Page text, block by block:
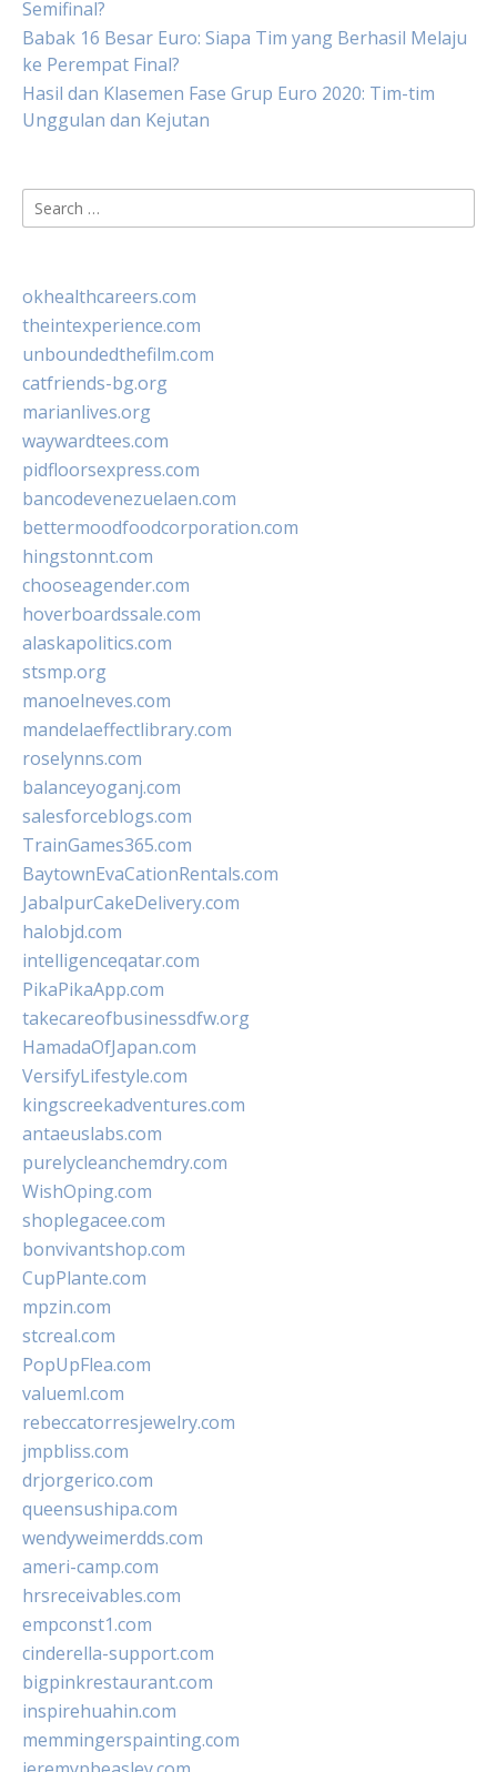
Semifinal?
Babak 16 Besar Euro: Siapa Tim yang Berhasil Melaju
ke Perempat Final?
Hasil dan Klasemen Fase Grup Euro 2020: Tim-tim
Unggulan dan Kejutan
Search
for:
okhealthcareers.com
theintexperience.com
unboundedthefilm.com
catfriends-bg.org
marianlives.org
waywardtees.com
pidfloorsexpress.com
bancodevenezuelaen.com
bettermoodfoodcorporation.com
hingstonnt.com
chooseagender.com
hoverboardssale.com
alaskapolitics.com
stsmp.org
manoelneves.com
mandelaeffectlibrary.com
roselynns.com
balanceyoganj.com
salesforceblogs.com
TrainGames365.com
BaytownEvaCationRentals.com
JabalpurCakeDelivery.com
halobjd.com
intelligenceqatar.com
PikaPikaApp.com
takecareofbusinessdfw.org
HamadaOfJapan.com
VersifyLifestyle.com
kingscreekadventures.com
antaeuslabs.com
purelycleanchemdry.com
WishOping.com
shoplegacee.com
bonvivantshop.com
CupPlante.com
mpzin.com
stcreal.com
PopUpFlea.com
valueml.com
rebeccatorresjewelry.com
jmpbliss.com
drjorgerico.com
queensushipa.com
wendyweimerdds.com
ameri-camp.com
hrsreceivables.com
empconst1.com
cinderella-support.com
bigpinkrestaurant.com
inspirehuahin.com
memmingerspainting.com